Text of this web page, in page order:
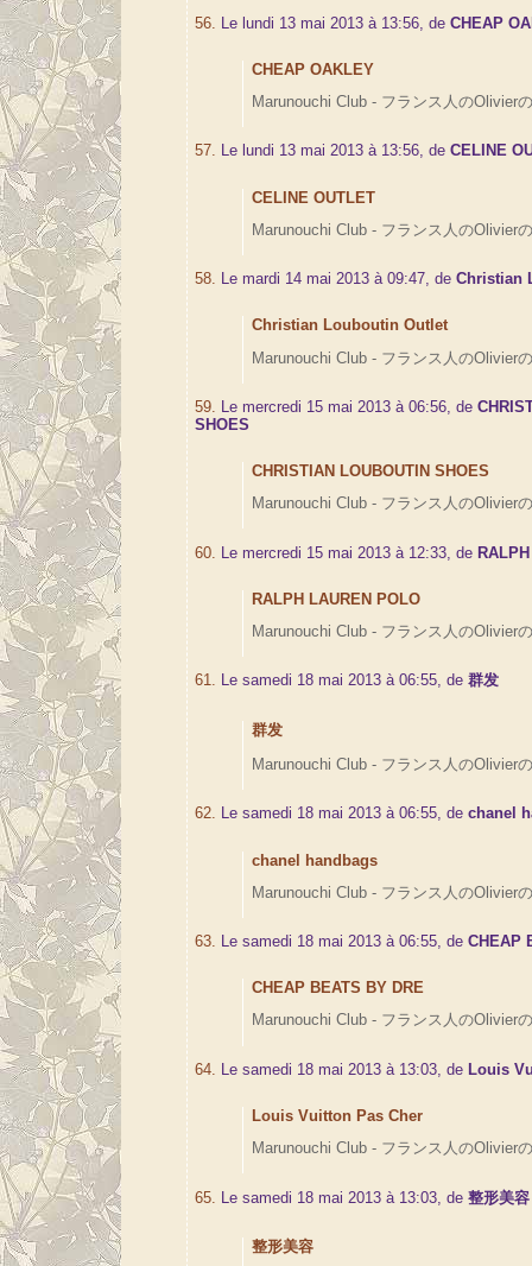
56. Le lundi 13 mai 2013 à 13:56, deCHEAP
CHEAP OAKLEY
Marunouchi Club - フランス人のOlivier
57. Le lundi 13 mai 2013 à 13:56, deCELINE
CELINE OUTLET
Marunouchi Club - フランス人のOlivier
58. Le mardi 14 mai 2013 à 09:47, deChristian
Christian Louboutin Outlet
Marunouchi Club - フランス人のOlivier
59. Le mercredi 15 mai 2013 à 06:56, de
SHOES
CHRISTIAN LOUBOUTIN SHOES
Marunouchi Club - フランス人のOlivier
60. Le mercredi 15 mai 2013 à 12:33, de
RALPH LAUREN POLO
Marunouchi Club - フランス人のOlivier
61. Le samedi 18 mai 2013 à 06:55, de群发
群发
Marunouchi Club - フランス人のOlivier
62. Le samedi 18 mai 2013 à 06:55, dechanel
chanel handbags
Marunouchi Club - フランス人のOlivier
63. Le samedi 18 mai 2013 à 06:55, deCHEAP
CHEAP BEATS BY DRE
Marunouchi Club - フランス人のOlivier
64. Le samedi 18 mai 2013 à 13:03, de Louis
Louis Vuitton Pas Cher
Marunouchi Club - フランス人のOlivier
65. Le samedi 18 mai 2013 à 13:03, de整形美容
整形美容